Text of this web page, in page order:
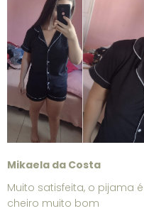
Mikaela da Costa
Muito satisfeita, o pijama
cheiro muito bom